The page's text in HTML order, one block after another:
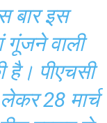
बार इस
गूंजने वाली
है। पीएचसी
28 मार्च